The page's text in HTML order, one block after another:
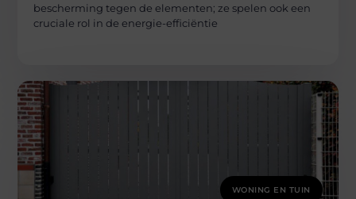
bescherming tegen de elementen; ze spelen ook een
cruciale rol in de energie-efficiëntie
WONING EN TUIN